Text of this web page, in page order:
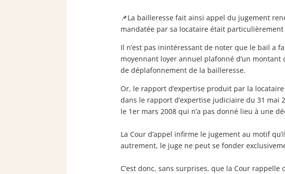
📌La bailleresse fait ainsi appel du jugement
mandatée par sa locataire était
Il n’est pas inintéressant de noter que le bail a
moyennant loyer annuel plafonné d’un
de déplafonnement de la bailleresse.
Or, le rapport d’expertise produit par la
dans le rapport d’expertise judiciaire du 31 mai
le 1er mars 2008 qui n’a pas donné lieu à une
La Cour d’appel infirme le jugement au motif
autrement, le juge ne peut se fonder
C’est donc, sans surprises, que la Cour